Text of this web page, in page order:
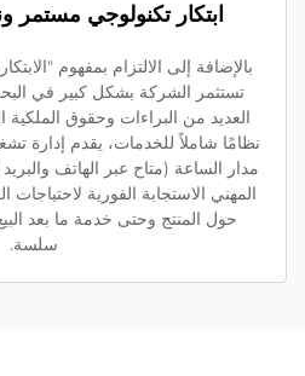
ابتكار تكنولوجي
بالإضافة إلى الالتزام بمفهوم
تستثمر الشركة بشكل كبير في
العديد من البراءات وحقوق الملكية
نظامًا شاملاً للخدمات، يقدم إدارة
مدار الساعة (متاح عبر الهاتف
المهني الاستجابة الفورية لاحتياجات
حول المنتج وحتى خدمة ما بعد
سلسة.